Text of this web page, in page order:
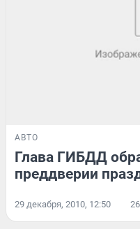
АВТО
Глава ГИБДД
преддверии
29 декабря, 2010, 12:50